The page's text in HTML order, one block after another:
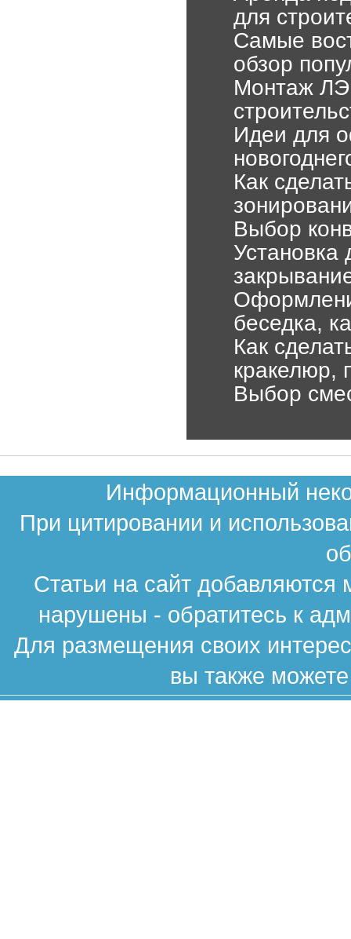
для
Самые
обзор
Монтаж
Идеи для
Как
Выбор
Установка
беседка,
Как
кракелюр,
Выбор
Информационный
При цитировании и
Статьи на сайт
нарушены - обратитесь к
Для размещения своих
вы также